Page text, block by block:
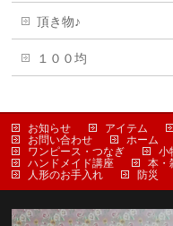
頂き物♪
１００均
お知らせ アイテム
お問い合わせ
ホーム
ワンピース・つなぎ
小
ハンドメイド講座
本・
人形のお手入れ
防災